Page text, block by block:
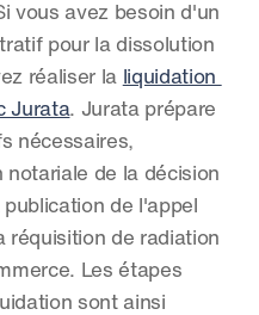
vous avez besoin d'un
pour la dissolution
réaliser la liquidation
Jurata. Jurata prépare
nécessaires,
de la décision
de l'appel
réquisition de radiation
Les étapes
sont ainsi